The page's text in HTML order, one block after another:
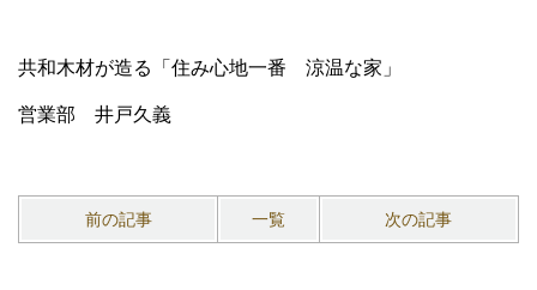
共和木材が造る「住み心地一番 涼温な家」
営業部 井戸久義
前の記事 一覧 次の記事